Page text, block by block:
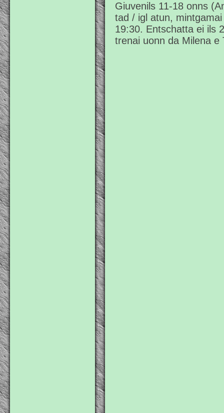
Giuvenils 11-18 onns
tad / igl atun,
19:30. Entschatta ei ils
trenai uonn da Milena e